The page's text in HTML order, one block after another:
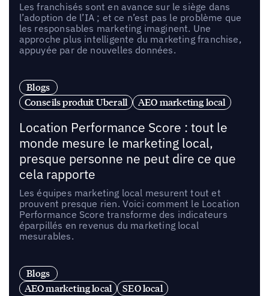
Les franchisés sont en avance sur le siège dans
l’adoption de l’IA ; et ce n’est pas le problème que
les responsables marketing imaginent. Une
approche plus intelligente du marketing franchise,
appuyée par de nouvelles données.
Blogs
Conseils produit Uberall
AEO marketing local
Location Performance Score : tout le
monde mesure le marketing local,
presque personne ne peut dire ce que
cela rapporte
Les équipes marketing local mesurent tout et
prouvent presque rien. Voici comment le Location
Performance Score transforme des indicateurs
éparpillés en revenus du marketing local
mesurables.
Blogs
AEO marketing local
SEO local